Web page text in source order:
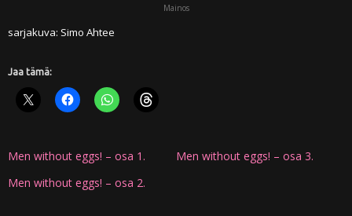
Mainos
sarjakuva: Simo Ahtee
Jaa tämä:
Men without eggs! – osa 1.
Men without eggs! – osa 3.
Men without eggs! – osa 2.